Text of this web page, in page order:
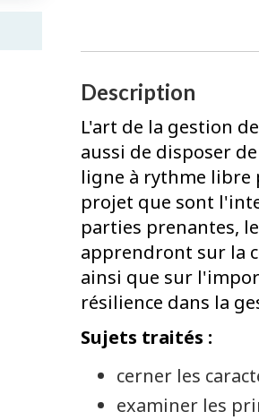
Description
L'art de la gestion
aussi de disposer
ligne à rythme libre
projet que sont
parties prenantes,
apprendront sur la
ainsi que sur
résilience dans la
Sujets traités :
cerner les
examiner les